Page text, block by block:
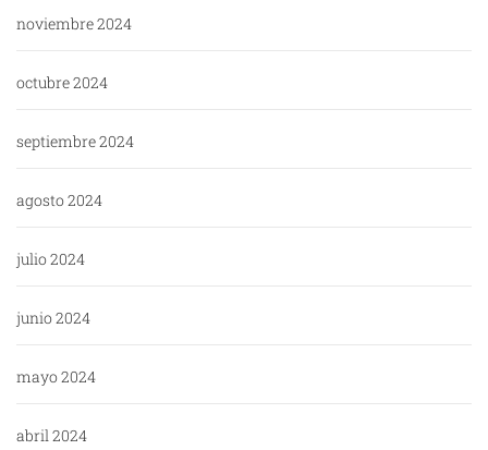
noviembre 2024
octubre 2024
septiembre 2024
agosto 2024
julio 2024
junio 2024
mayo 2024
abril 2024